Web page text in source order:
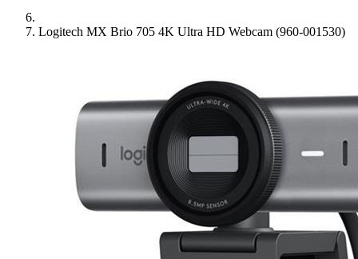
Logitech MX Brio 705 4K Ultra HD Webcam (960-001530)